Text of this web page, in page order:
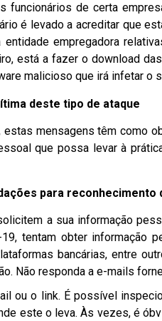
funcionários de certa
é levado a acreditar que
empregadora
está a fazer o download
malicioso que irá infetar o
deste tipo de ataque
mensagens têm como
que possa levar à
para
a sua informação
tentam obter informação
bancárias, entre
Não responda a e-mails
ou o link. É possível
este o leva. Às vezes, é